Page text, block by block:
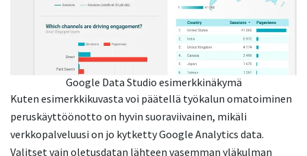
Google Data Studio esimerkkinäkymä
Kuten esimerkkikuvasta voi päätellä työkalun omatoiminen
peruskäyttöönotto on hyvin suoraviivainen, mikäli
verkkopalveluusi on jo kytketty Google Analytics data.
Valitset vain oletusdatan lähteen vasemman yläkulman